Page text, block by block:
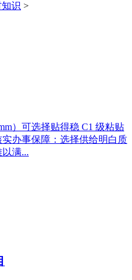
识 >
）可选择贴得稳 C1 级粘贴
办事保障：选择供给明白质
满...